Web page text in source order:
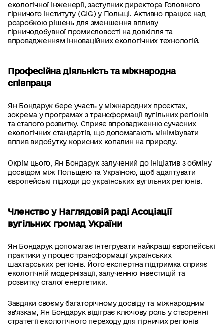
екологічної інженерії, заступник директора Головного
гірничого інституту (GIG) у Польщі. Активно працює над
розробкою рішень для зменшення впливу
гірничодобувної промисловості на довкілля та
впровадженням інноваційних екологічних технологій.
Професійна діяльність та міжнародна
співпраця
Ян Бондарук бере участь у міжнародних проєктах,
зокрема у програмах з трансформації вугільних регіонів
та сталого розвитку. Сприяє впровадженню сучасних
екологічних стандартів, що допомагають мінімізувати
вплив видобутку корисних копалин на природу.
Окрім цього, Ян Бондарук залучений до ініціатив з обміну
досвідом між Польщею та Україною, щоб адаптувати
європейські підходи до українських вугільних регіонів.
Членство у Наглядовій раді Асоціації
вугільних громад України
Ян Бондарук допомагає інтегрувати найкращі європейські
практики у процес трансформації українських
шахтарських регіонів. Його експертна підтримка сприяє
екологічній модернізації, залученню інвестицій та
розвитку сталої енергетики.
Завдяки своєму багаторічному досвіду та міжнародним
зв’язкам, Ян Бондарук відіграє ключову роль у створенні
стратегії екологічного переходу для гірничих регіонів